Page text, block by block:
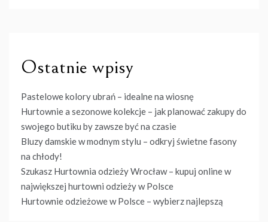
Ostatnie wpisy
Pastelowe kolory ubrań – idealne na wiosnę
Hurtownie a sezonowe kolekcje – jak planować zakupy do
swojego butiku by zawsze być na czasie
Bluzy damskie w modnym stylu – odkryj świetne fasony
na chłody!
Szukasz Hurtownia odzieży Wrocław – kupuj online w
największej hurtowni odzieży w Polsce
Hurtownie odzieżowe w Polsce – wybierz najlepszą